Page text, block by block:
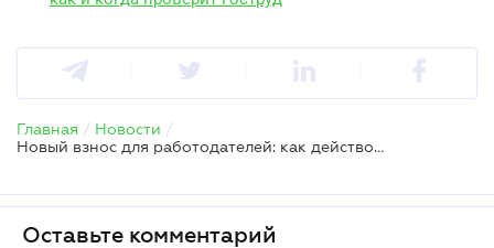
Главная / Новости /
Новый взнос для работодателей: как действовать при отсутствии бланков отчета
Оставьте комментарий